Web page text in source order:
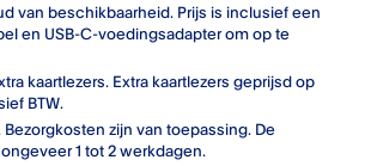
van beschikbaarheid. Prijs is inclusief een
en USB-C-voedingsadapter om op te
kaartlezers. Extra kaartlezers geprijsd op
BTW.
Bezorgkosten zijn van toepassing. De
1 tot 2 werkdagen.